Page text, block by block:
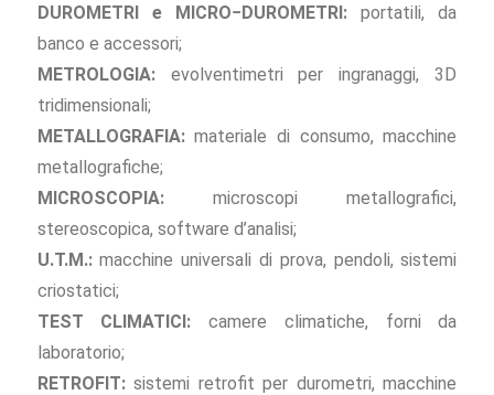
DUROMETRI e MICRO−DUROMETRI: portatili, da
banco e accessori;
METROLOGIA:evolventimetri per ingranaggi, 3D
tridimensionali;
METALLOGRAFIA:materiale di consumo, macchine
metallografiche;
MICROSCOPIA:microscopi metallografici,
stereoscopica, software d’analisi;
U.T.M.:macchine universali di prova, pendoli, sistemi
criostatici;
TEST CLIMATICI: camere climatiche, forni da
laboratorio;
RETROFIT:sistemi retrofit per durometri, macchine